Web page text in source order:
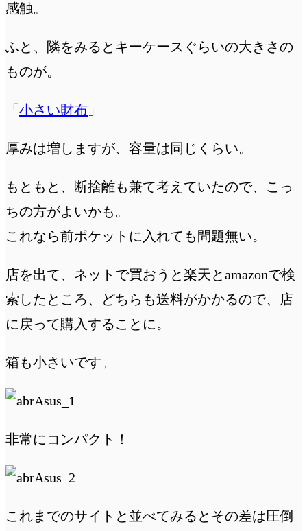
感触。
ふと、隣をみるとキーケースぐらいの大きさの
ものが。
「 小さい財布 」
厚みは増しますが、容量は同じくらい。
もともと、断捨離も兼て考えていたので、こっ
ちの方がよいかも。
これなら前ポケットに入れても問題無い。
店を出て、ネットで買おうと楽天とamazonで検
索したところ、どちらも送料がかかるので、店
に戻って購入することに。
箱も小さいです。
非常にコンパクト！
これまでのサイトと並べてみるとその差は圧倒